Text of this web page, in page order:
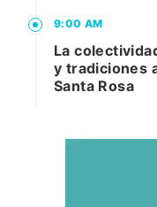
9:00 AM
La
y tradiciones
Santa Rosa